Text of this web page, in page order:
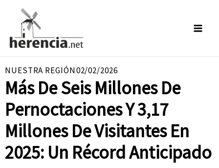
contenido
NUESTRA REGIÓN02/02/2026
Más De Seis Millones De
Pernoctaciones Y 3,17
Millones De Visitantes En
2025: Un Récord Anticipado